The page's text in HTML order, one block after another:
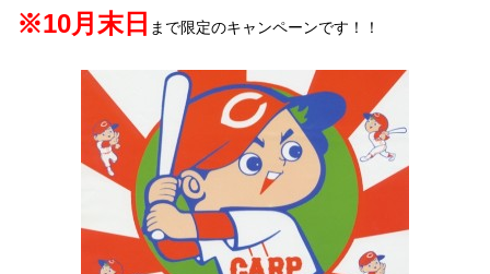
※10月末日 まで限定のキャンペーンです！！